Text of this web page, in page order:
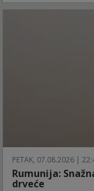
PETAK, 07.08.2026 |
Rumunija:
drveće